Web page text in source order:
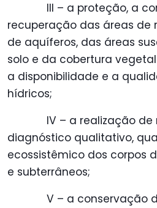
III – a proteção, a
recuperação das áreas de
de aquíferos, das áreas
solo e da cobertura
a disponibilidade e a
hídricos;
IV – a realização
diagnóstico qualitativo,
ecossistêmico dos corpos
e subterrâneos;
V – a conservação